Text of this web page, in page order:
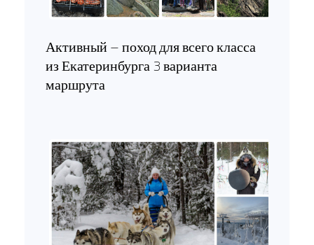
Активный – поход для всего класса
из Екатеринбурга 3 варианта
маршрута